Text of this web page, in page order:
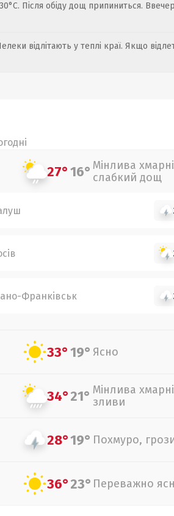
Після обіду дощ припиниться.
відлітають у теплі краї. Якщо
27°16° Мінлива
слабкий дощ
Франківськ
33°19° Ясно
34°21° Мінлива
зливи
28°19° Похмуро,
36°23° Переважно